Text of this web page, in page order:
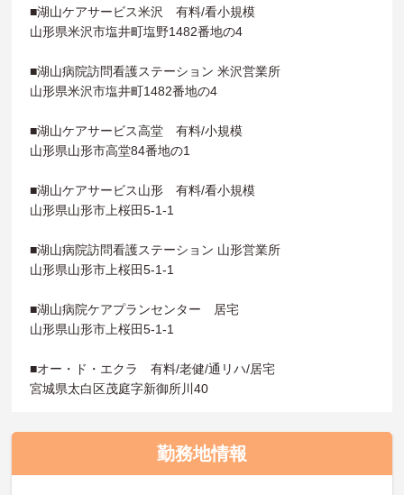
■湖山ケアサービス米沢 有料/看小規模
山形県米沢市塩井町塩野1482番地の4
■湖山病院訪問看護ステーション 米沢営業所
山形県米沢市塩井町1482番地の4
■湖山ケアサービス高堂 有料/小規模
山形県山形市高堂84番地の1
■湖山ケアサービス山形 有料/看小規模
山形県山形市上桜田5-1-1
■湖山病院訪問看護ステーション 山形営業所
山形県山形市上桜田5-1-1
■湖山病院ケアプランセンター 居宅
山形県山形市上桜田5-1-1
■オー・ド・エクラ 有料/老健/通リハ/居宅
宮城県太白区茂庭字新御所川40
勤務地情報